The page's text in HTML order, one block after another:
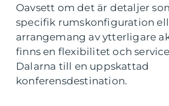
Oavsett om det är detaljer
specifik rumskonfiguration
arrangemang av ytterligare
finns en flexibilitet och
Dalarna till en uppskattad
konferensdestination.